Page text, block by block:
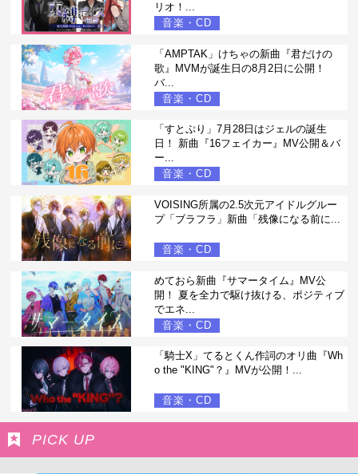
リオ！...
音楽・CD
「AMPTAK」けちゃの新曲『君だけの
歌』MVMが誕生日の8月2日に公開！
バ...
音楽・CD
「すとぷり」7月28日はジェルの誕生
日！ 新曲『16フェイカー』MV公開＆バ
ー...
音楽・CD
VOISING所属の2.5次元アイドルグルー
プ「ブラフラ」新曲「残像になる前に...
音楽・CD
めておら新曲『サマータイム』MV公
開！ 夏を全力で駆け抜ける、ポジティブ
でエネ...
音楽・CD
「騎士X」てるとくん作詞のオリ曲『Wh
o the "KING"？』MVが公開！...
音楽・CD
PICK UP